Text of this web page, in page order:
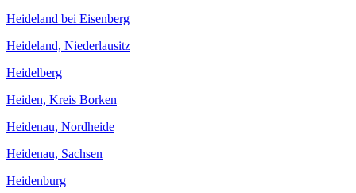
Heideland bei Eisenberg
Heideland, Niederlausitz
Heidelberg
Heiden, Kreis Borken
Heidenau, Nordheide
Heidenau, Sachsen
Heidenburg